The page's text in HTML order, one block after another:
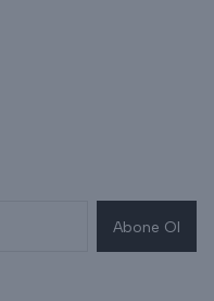
Abone Ol